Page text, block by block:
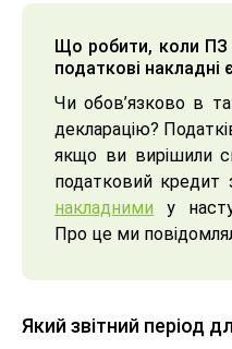
Що робити, коли ПЗ
податкові накладні
Чи обов’язково в
декларацію?
якщо ви вирішили
податковий кредит
накладними у
Про це ми
Який звітний період